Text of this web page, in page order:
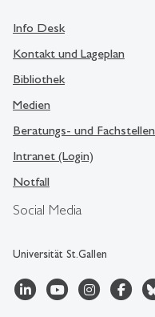
Social Media
Universität St.Gallen
Info Desk
Kontakt und Lageplan
Bibliothek
Medien
Beratungs- und Fachstellen
Intranet (Login)
Notfall